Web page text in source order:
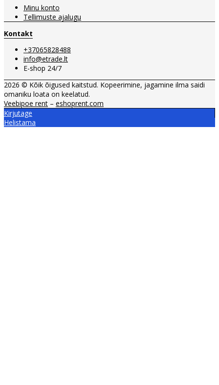
Minu konto
Tellimuste ajalugu
Kontakt
+37065828488
info@etrade.lt
E-shop 24/7
2026 © Kõik õigused kaitstud. Kopeerimine, jagamine ilma saidi
omaniku loata on keelatud.
Veebipoe rent – eshoprent.com
Kirjutage
Helistama